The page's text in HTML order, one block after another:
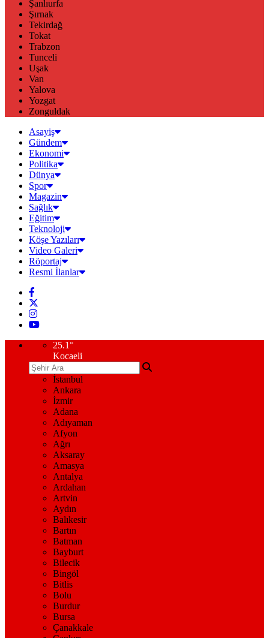
Şanlıurfa
Şırnak
Tekirdağ
Tokat
Trabzon
Tunceli
Uşak
Van
Yalova
Yozgat
Zonguldak
Asayiş
Gündem
Ekonomi
Politika
Dünya
Spor
Magazin
Sağlık
Eğitim
Teknoloji
Köşe Yazıları
Video Galeri
Röportaj
Resmi İlanlar
25.1°
Kocaeli
İstanbul
Ankara
İzmir
Adana
Adıyaman
Afyon
Ağrı
Aksaray
Amasya
Antalya
Ardahan
Artvin
Aydın
Balıkesir
Bartın
Batman
Bayburt
Bilecik
Bingöl
Bitlis
Bolu
Burdur
Bursa
Çanakkale